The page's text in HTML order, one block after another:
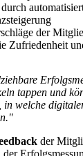
der
Zufriedenheit
tappen und
in welche
der